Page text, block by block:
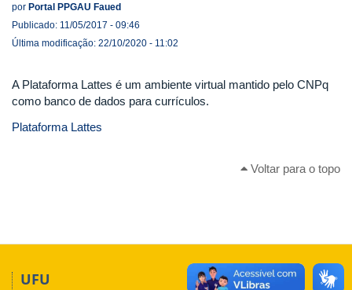
por Portal PPGAU Faued
Publicado: 11/05/2017 - 09:46
Última modificação: 22/10/2020 - 11:02
A Plataforma Lattes é um ambiente virtual mantido pelo CNPq
como banco de dados para currículos.
Plataforma Lattes
Voltar para o topo
UFU